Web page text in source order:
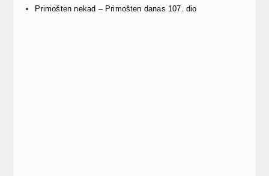
Primošten nekad – Primošten danas 107. dio